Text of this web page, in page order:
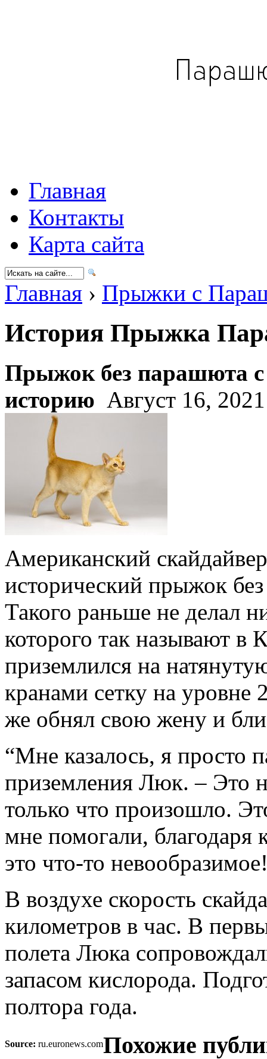
Главная
Контакты
Карта сайта
Главная › Прыжки с
История Прыжка
Прыжок без парашюта
историю Август 16,
Американский
исторический прыжок
Такого раньше не делал
которого так называют в
приземлился на
кранами сетку на уровне
же обнял свою жену и
“Мне казалось, я просто
приземления Люк. – Это
только что произошло.
мне помогали, благодаря
это что-то
В воздухе скорость
километров в час. В
полета Люка
запасом кислорода.
полтора года.
Source: ru.euronews.comПохожие